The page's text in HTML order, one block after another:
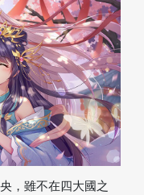
，雖不在四大國之